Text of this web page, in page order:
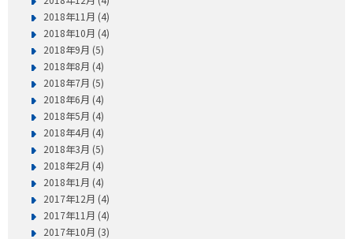
2018年11月 (4)
2018年10月 (4)
2018年9月 (5)
2018年8月 (4)
2018年7月 (5)
2018年6月 (4)
2018年5月 (4)
2018年4月 (4)
2018年3月 (5)
2018年2月 (4)
2018年1月 (4)
2017年12月 (4)
2017年11月 (4)
2017年10月 (3)